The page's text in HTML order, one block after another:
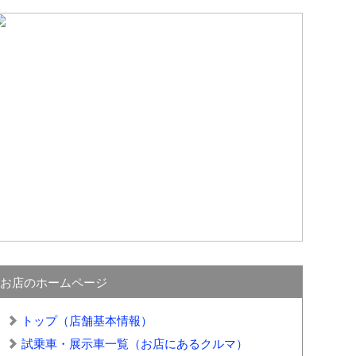
お店のホームページ
トップ（店舗基本情報）
試乗車・展示車一覧（お店にあるクルマ）